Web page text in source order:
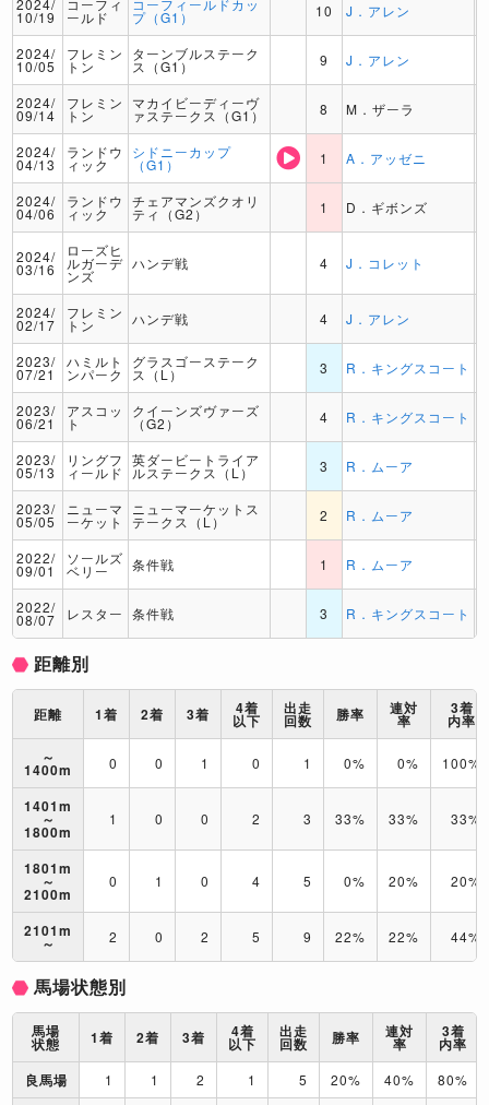
2024/
10/19
コーフィ
ールド
コーフィールドカッ
プ（G1） 10 J．アレン
2024/
10/05
フレミン
トン
ターンブルステーク
ス（G1） 9 J．アレン
2024/
09/14
フレミン
トン
マカイビーディーヴ
ァステークス（G1） 8 M．ザーラ
2024/
04/13
ランドウ
ィック
シドニーカップ
（G1） 1 A．アッゼニ
2024/
04/06
ランドウ
ィック
チェアマンズクオリ
ティ（G2） 1 D．ギボンズ
2024/
03/16
ローズヒ
ルガーデ
ンズ
ハンデ戦 4 J．コレット
2024/
02/17
フレミン
トン ハンデ戦 4 J．アレン
2023/
07/21
ハミルト
ンパーク
グラスゴーステーク
ス（L） 3 R．キングスコート
2023/
06/21
アスコッ
ト
クイーンズヴァーズ
（G2） 4 R．キングスコート
2023/
05/13
リングフ
ィールド
英ダービートライア
ルステークス（L） 3 R．ムーア
2023/
05/05
ニューマ
ーケット
ニューマーケットス
テークス（L） 2 R．ムーア
2022/
09/01
ソールズ
ベリー 条件戦 1 R．ムーア
2022/
08/07 レスター 条件戦 3 R．キングスコート
距離別
距離 1着 2着 3着 4着
以下
出走
回数 勝率 連対
率
3着
内率
～
1400m 0 0 1 0 1 0% 0% 100%
1401m
～
1800m
1 0 0 2 3 33% 33% 33%
1801m
～
2100m
0 1 0 4 5 0% 20% 20%
2101m
～ 2 0 2 5 9 22% 22% 44%
馬場状態別
馬場
状態 1着 2着 3着 4着
以下
出走
回数 勝率 連対
率
3着
内率
良馬場
1 1 2 1 5 20% 40% 80%